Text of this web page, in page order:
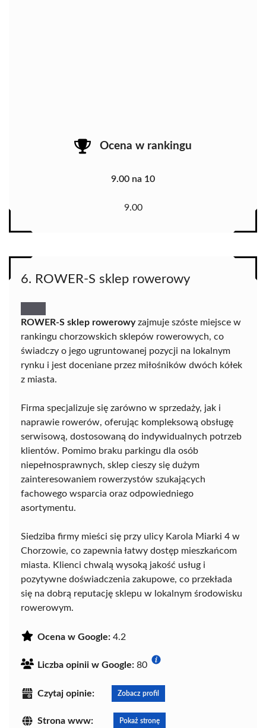
Ocena w rankingu
9.00 na 10
9.00
6. ROWER-S sklep rowerowy
ROWER-S sklep rowerowyzajmuje szóste miejsce w
rankingu chorzowskich sklepów rowerowych, co
świadczy o jego ugruntowanej pozycji na lokalnym
rynku i jest doceniane przez miłośników dwóch kółek
z miasta.
Firma specjalizuje się zarówno w sprzedaży, jak i
naprawie rowerów, oferując kompleksową obsługę
serwisową, dostosowaną do indywidualnych potrzeb
klientów. Pomimo braku parkingu dla osób
niepełnosprawnych, sklep cieszy się dużym
zainteresowaniem rowerzystów szukających
fachowego wsparcia oraz odpowiedniego
asortymentu.
Siedziba firmy mieści się przy ulicy Karola Miarki 4 w
Chorzowie, co zapewnia łatwy dostęp mieszkańcom
miasta. Klienci chwalą wysoką jakość usług i
pozytywne doświadczenia zakupowe, co przekłada
się na dobrą reputację sklepu w lokalnym środowisku
rowerowym.
Ocena w Google: 4.2
Liczba opinii w Google: 80
Czytaj opinie: Zobacz profil
Strona www: Pokaż stronę